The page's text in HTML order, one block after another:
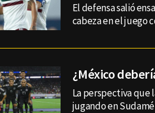
El defensa salió
cabeza en el juego
¿México
La perspectiva que
jugando en